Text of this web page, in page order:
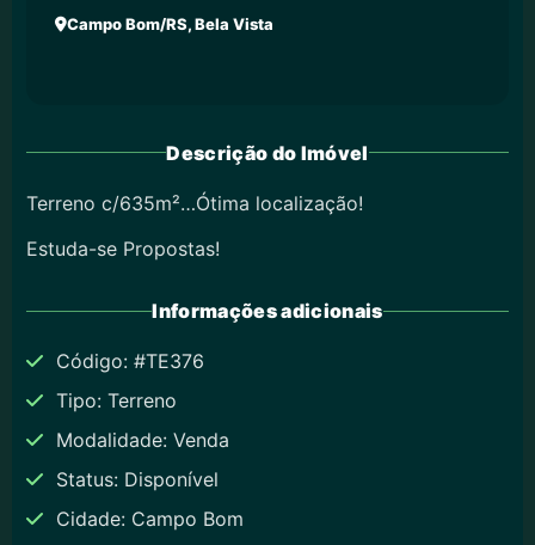
Campo Bom/RS, Bela Vista
Descrição do Imóvel
Terreno c/635m²…Ótima localização!
Estuda-se Propostas!
Informações adicionais
Código: #TE376
Tipo: Terreno
Modalidade: Venda
Status: Disponível
Cidade: Campo Bom